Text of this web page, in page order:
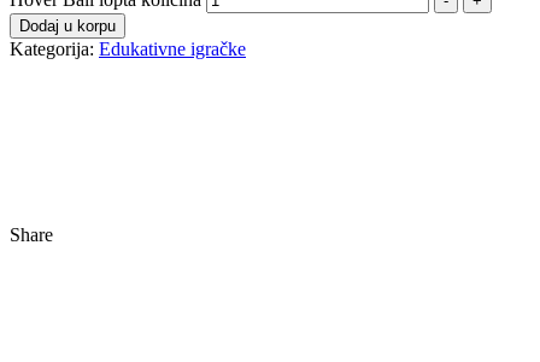
Dodaj u korpu
Kategorija: Edukativne igračke
Share